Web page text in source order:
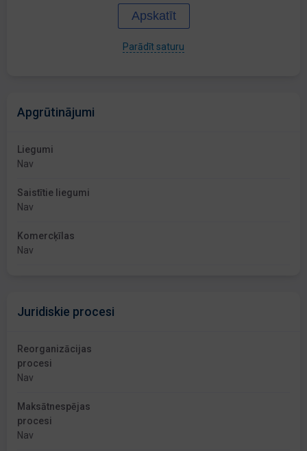
Apskatīt
Parādīt saturu
Apgrūtinājumi
Liegumi
Nav
Saistītie liegumi
Nav
Komercķīlas
Nav
Juridiskie procesi
Reorganizācijas
procesi
Nav
Maksātnespējas
procesi
Nav